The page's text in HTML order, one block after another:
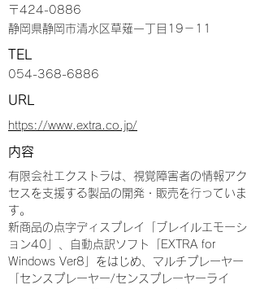
〒424-0886
静岡県静岡市清水区草薙一丁目19－11
TEL
054-368-6886
URL
https://www.extra.co.jp/
内容
有限会社エクストラは、視覚障害者の情報アク
セスを支援する製品の開発・販売を行っていま
す。
新商品の点字ディスプレイ「ブレイルエモーシ
ョン40」、自動点訳ソフト「EXTRA for
Windows Ver8」をはじめ、マルチプレーヤー
「センスプレーヤー/センスプレーヤーライ